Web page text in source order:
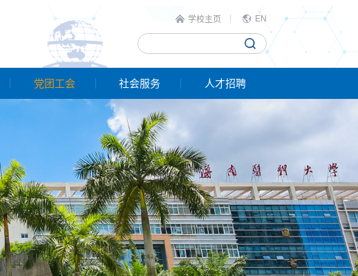
学校主页 EN
党团工会 社会服务 人才招聘